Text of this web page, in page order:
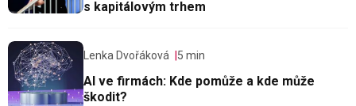
s kapitálovým trhem
Lenka Dvořáková 5 min
AI ve firmách: Kde pomůže a kde může
škodit?